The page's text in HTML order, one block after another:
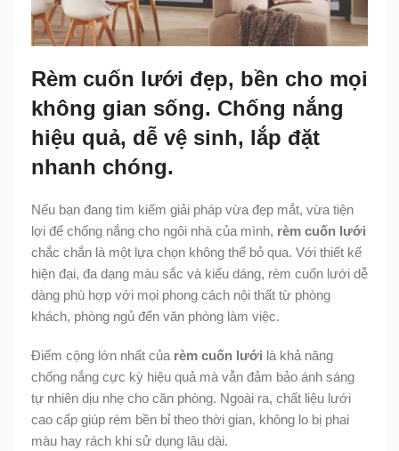
Rèm cuốn lưới đẹp, bền cho mọi
không gian sống. Chống nắng
hiệu quả, dễ vệ sinh, lắp đặt
nhanh chóng.
Nếu bạn đang tìm kiếm giải pháp vừa đẹp mắt, vừa tiện
lợi để chống nắng cho ngôi nhà của mình, rèm cuốn lưới
chắc chắn là một lựa chọn không thể bỏ qua. Với thiết kế
hiện đại, đa dạng màu sắc và kiểu dáng, rèm cuốn lưới dễ
dàng phù hợp với mọi phong cách nội thất từ phòng
khách, phòng ngủ đến văn phòng làm việc.
Điểm cộng lớn nhất của rèm cuốn lưới là khả năng
chống nắng cực kỳ hiệu quả mà vẫn đảm bảo ánh sáng
tự nhiên dịu nhẹ cho căn phòng. Ngoài ra, chất liệu lưới
cao cấp giúp rèm bền bỉ theo thời gian, không lo bị phai
màu hay rách khi sử dụng lâu dài.